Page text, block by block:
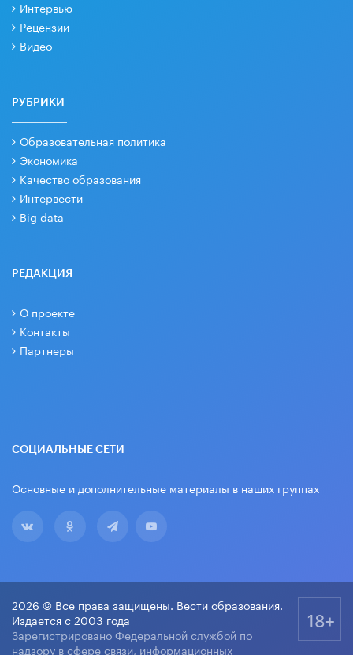
Интервью
Рецензии
Видео
РУБРИКИ
Образовательная политика
Экономика
Качество образования
Интервести
Big data
РЕДАКЦИЯ
О проекте
Контакты
Партнеры
СОЦИАЛЬНЫЕ СЕТИ
Основные и дополнительные материалы в наших группах
2026 © Все права защищены. Вести образования.
Издается с 2003 года
Зарегистрировано Федеральной службой по
надзору в сфере связи, информационных
18+